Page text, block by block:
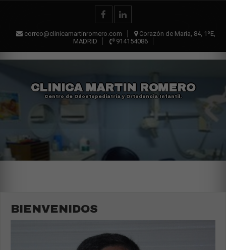
correo@clinicamartinromero.com
Corazón de María, 84, 1ºE,
MADRID
914154086
CLINICA MARTIN ROMERO
Centro de Odontopediatría y Ortodoncia Infantil.
BIENVENIDOS